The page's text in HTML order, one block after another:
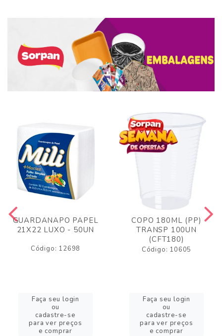
GUARDANAPO PAPEL
21X22 LUXO - 50UN
Código: 12698
Faça seu login
ou
cadastre-se
para ver preços
e comprar
COPO 180ML (PP)
TRANSP 100UN
(CFT180)
Código: 10605
Faça seu login
ou
cadastre-se
para ver preços
e comprar